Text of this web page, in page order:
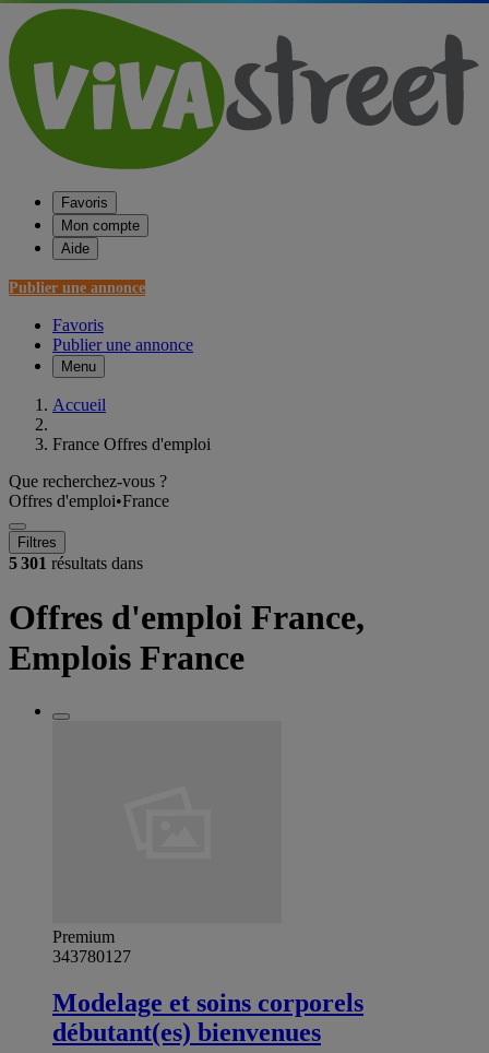
Favoris
Mon compte
Aide
Publier une annonce
Favoris
Publier une annonce
Menu
Accueil
France Offres d'emploi
Que recherchez-vous ?
Offres d'emploi•France
Filtres
5 301 résultats dans
Offres d'emploi France,
Emplois France
Premium
343780127
Modelage et soins corporels
débutant(es) bienvenues